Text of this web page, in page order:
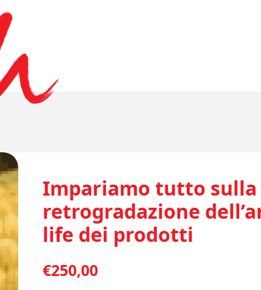
Impariamo tutto sulla
retrogradazione
life dei prodotti
€250,00